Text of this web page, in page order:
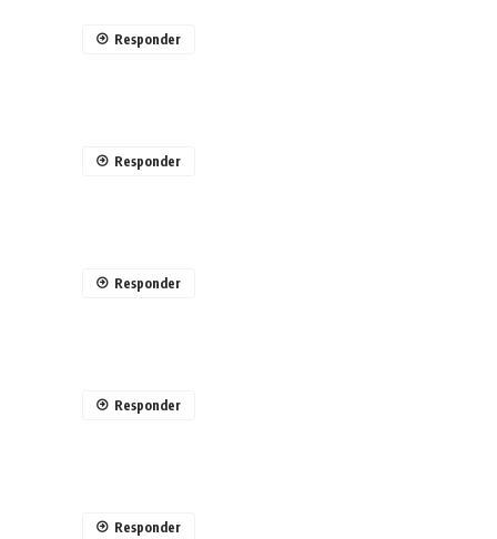
Responder
Responder
Responder
Responder
Responder